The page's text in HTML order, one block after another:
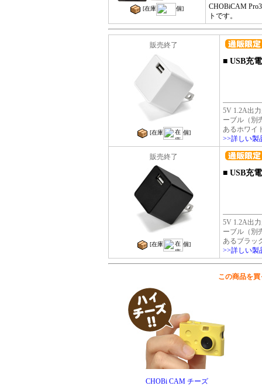
[在庫 個]
CHOBiCAM
トです。
販売終了
[在庫 個]
■ USB充
5V 1.2A出
ーブル（別
あるホワイ
>>詳しい製
販売終了
[在庫 個]
■ USB充
5V 1.2A出
ーブル（別
あるブラッ
>>詳しい製
この商品を
CHOBi CAM チーズ